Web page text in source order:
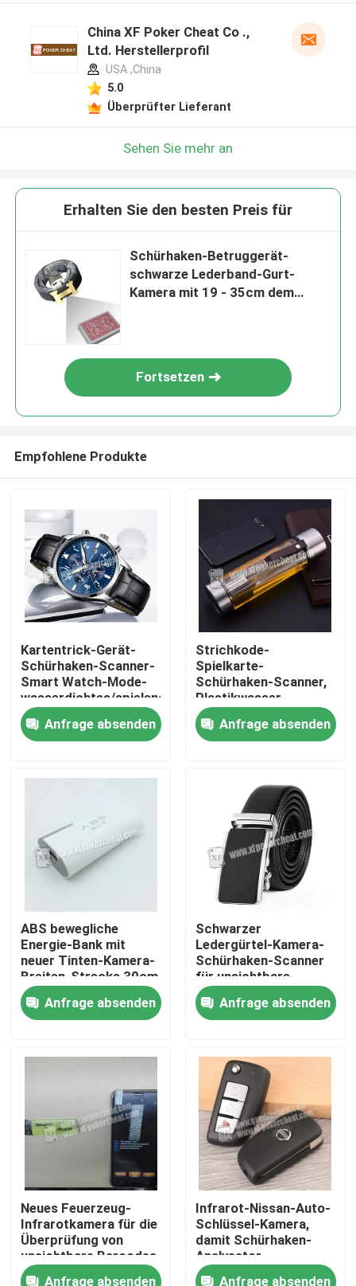
Zu Hause
Produkte
Videos
Über uns
Werksbesichtigung
Kontakt mit uns
Bitte um ein Angebot
Unsichtbare Spielkarten
China XF Poker Cheat Co .,
Ltd. Herstellerprofil
USA ,China
5.0
Überprüfter Lieferant
Sehen Sie mehr an
Erhalten Sie den besten Preis für
Schürhaken-Betruggerät-
schwarze Lederband-Gurt-
Kamera mit 19 - 35cm dem
Fortsetzen
Empfohlene Produkte
Kartentrick-Gerät-
Schürhaken-Scanner-
Smart Watch-Mode-
wasserdichtes/spielendes
Gerät
Anfrage absenden
Strichkode-
Spielkarte-
Schürhaken-Scanner,
Plastikwasser-
Schalen-Kamera
Anfrage absenden
ABS bewegliche
Energie-Bank mit
neuer Tinten-Kamera-
Breiten-Strecke 30cm
Anfrage absenden
Schwarzer
Ledergürtel-Kamera-
Schürhaken-Scanner
für unsichtbare
Strichkode-
signifikante
Spielkarten
Anfrage absenden
Neues Feuerzeug-
Infrarotkamera für die
Überprüfung von
unsichtbare Barcodes
signifikanten
Anfrage absenden
Infrarot-Nissan-Auto-
Schlüssel-Kamera,
damit Schürhaken-
Analysator
unsichtbare Tinten-
Anfrage absenden